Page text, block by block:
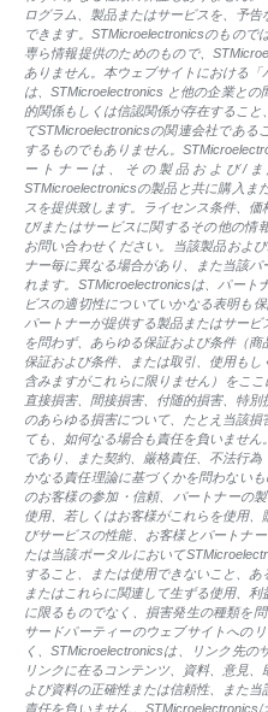
ログラム、製品またはサービスを、予
できます。STMicroelectronicsのもの
専ら情報提供のためのもので、
ありません。本ウェブサイトにおける
は、STMicroelectronics と他の企業と
的関係もしくは信認関係が存在するこ
てSTMicroelectronicsの関連会社であ
するものでもありません。
ートナーは、その製品および/
STMicroelectronicsの製品と共に購入ま
スを提供致します。ライセンス条件、
び/またはサービスに関するその他の情
お問い合わせください。当該製品およ
ナー毎に異なる場合があり、また当該
れます。STMicroelectronicsは、パート
ビスの適切性についていかなる表明も
パートナーが提供する製品またはサー
を問わず、あらゆる保証および条件（
保証および条件、または取引、使用も
含みますがこれらに限りません）をこ
直接損害、間接損害、付随的損害、特
のあらゆる損害について、たとえ当該
ても、如何なる場合も責任を負いませ
であり、また契約、厳格責任、不法行
かなる責任理論に基づくかを問わない
のお客様の参加・信頼、パートナーの
使用、若しくはお客様がこれらを使用
びサービスの性能、お客様とパートナ
たは当該ポータルにおいて
すること、または使用できないこと、
またはこれらに関連して生ずる使用、
に限るものでなく、損害発生の種類を
サードパーティーのウェブサイトへの
く、STMicroelectronicsは、リンク先の
リンクに在るコンテンツ、資料、意見
よび資料の正確性または信頼性、また
責任を負いません。STMicroelectronics